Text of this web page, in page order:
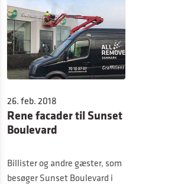
26. feb. 2018
Rene facader til Sunset
Boulevard
Billister og andre gæster, som
besøger Sunset Boulevard i